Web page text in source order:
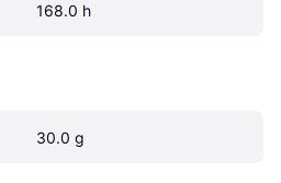
168.0 h
30.0 g